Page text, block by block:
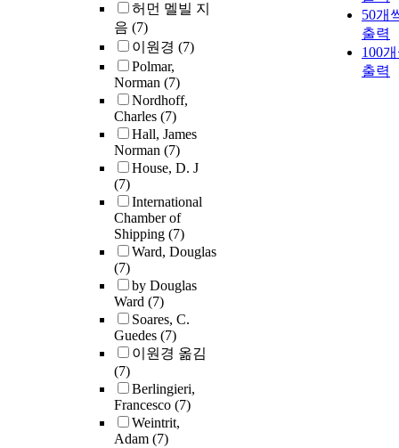
허먼 멜빌 지
음 (7)
이원경 (7)
Polmar,
Norman (7)
Nordhoff,
Charles (7)
Hall, James
Norman (7)
House, D. J
(7)
International
Chamber of
Shipping (7)
Ward, Douglas
(7)
by Douglas
Ward (7)
Soares, C.
Guedes (7)
이원경 옮김
(7)
Berlingieri,
Francesco (7)
Weintrit,
Adam (7)
50개
출력
100
출력